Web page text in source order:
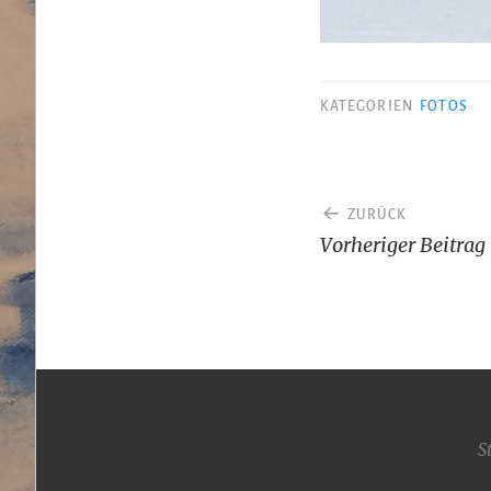
KATEGORIEN FOTOS
ZURÜCK
Vorheriger Beitrag